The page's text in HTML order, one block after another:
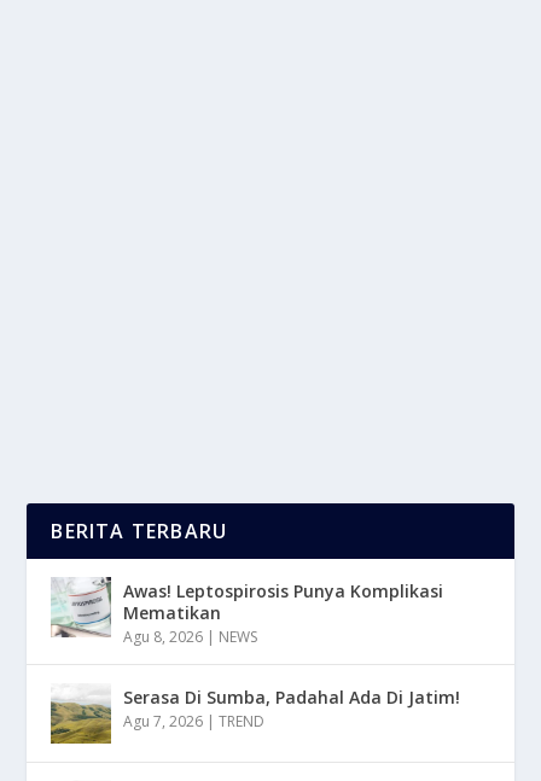
BERITA TERBARU
Awas! Leptospirosis Punya Komplikasi
Mematikan
Agu 8, 2026 | NEWS
Serasa Di Sumba, Padahal Ada Di Jatim!
Agu 7, 2026 |TREND